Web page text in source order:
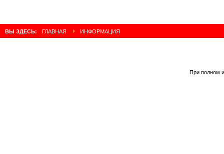
ВЫ ЗДЕСЬ: ГЛАВНАЯ ИНФОРМАЦИЯ
При полном